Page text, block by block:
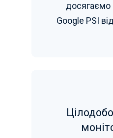
досягаємо
Google PSI